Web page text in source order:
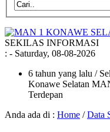
SEKILAS INFORMASI
: - Saturday, 08-08-2026
6 tahun yang lalu /
Konawe Selatan
Terdepan
Anda ada di : Home /Data